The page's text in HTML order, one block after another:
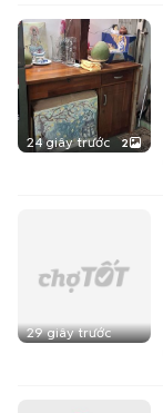
24 giây trước 2
29 giây trước